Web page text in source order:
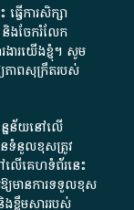
វើការសិក្សា
និងចែករំលែក
ងារយើងខ្ញុំ។ សូម
ភាពសុក្រឹតរបស់
ន្នន័យនៅលើ
នទំនួលខុសត្រូវ
លើគេហទំព័រនេះ
ឱ្យមានការទទួលខុស​
ងខ្លឹមសាររបស់